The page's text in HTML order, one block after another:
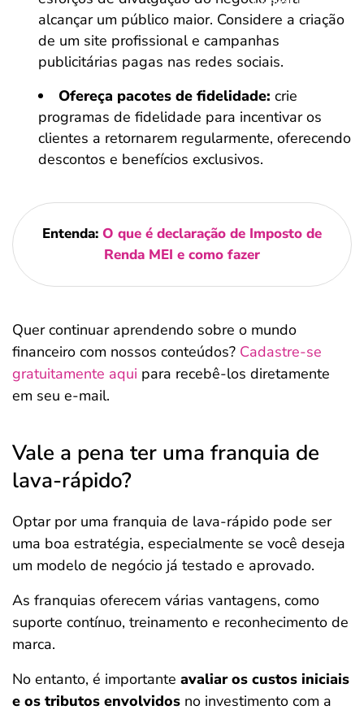
alcançar um público maior. Considere a criação
de um site profissional e campanhas
publicitárias pagas nas redes sociais.
Ofereça pacotes de fidelidade: crie
programas de fidelidade para incentivar os
clientes a retornarem regularmente, oferecendo
descontos e benefícios exclusivos.
Entenda: O que é declaração de Imposto de
Renda MEI e como fazer
Quer continuar aprendendo sobre o mundo
financeiro com nossos conteúdos? Cadastre-se
gratuitamente aqui para recebê-los diretamente
em seu e-mail.
Vale a pena ter uma franquia de
lava-rápido?
Optar por uma franquia de lava-rápido pode ser
uma boa estratégia, especialmente se você deseja
um modelo de negócio já testado e aprovado.
As franquias oferecem várias vantagens, como
suporte contínuo, treinamento e reconhecimento de
marca.
No entanto, é importante avaliar os custos iniciais
e os tributos envolvidos no investimento com a